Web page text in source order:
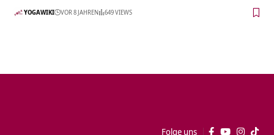
YOGAWIKI VOR 8 JAHREN 649 VIEWS
Folge uns